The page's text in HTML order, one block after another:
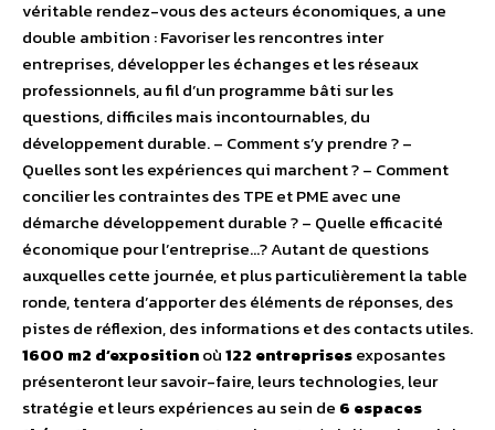
véritable rendez-vous des acteurs économiques, a une
double ambition : Favoriser les rencontres inter
entreprises, développer les échanges et les réseaux
professionnels, au fil d’un programme bâti sur les
questions, difficiles mais incontournables, du
développement durable. – Comment s’y prendre ? –
Quelles sont les expériences qui marchent ? – Comment
concilier les contraintes des TPE et PME avec une
démarche développement durable ? – Quelle efficacité
économique pour l’entreprise…? Autant de questions
auxquelles cette journée, et plus particulièrement la table
ronde, tentera d’apporter des éléments de réponses, des
pistes de réflexion, des informations et des contacts utiles.
1600 m2 d’expositionoù122 entreprisesexposantes
présenteront leur savoir-faire, leurs technologies, leur
stratégie et leurs expériences au sein de 6 espaces